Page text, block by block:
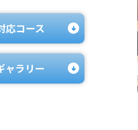
応コース
ャラリー